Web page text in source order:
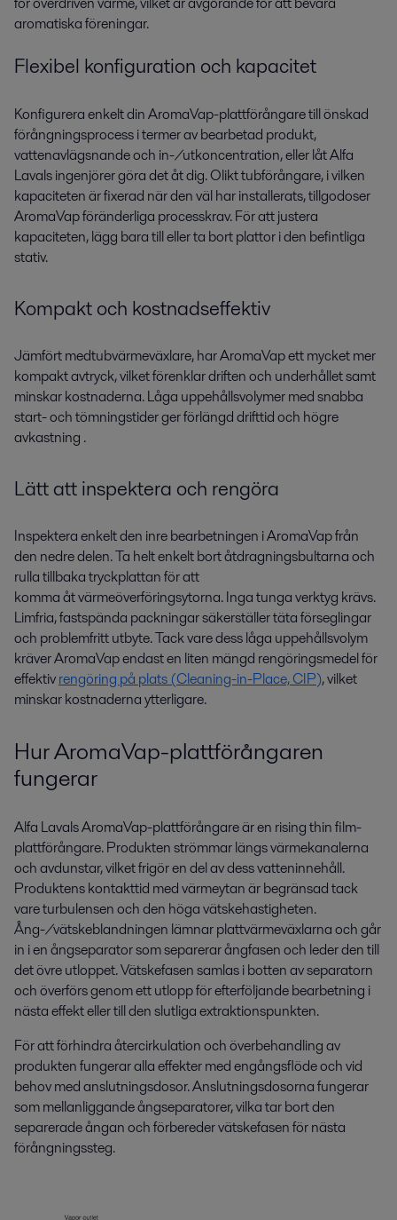
aromatiska föreningar.
Flexibel konfiguration och kapacitet
KonfigureraenkeltdinAromaVap-plattförångare tillönskad
förångningsprocess i termer av bearbetad produkt,
vattenavlägsnande och in-/utkoncentration, eller låt Alfa
Lavals ingenjörer göra det åt dig.Olikt tubförångare, i vilken
kapaciteten är fixerad när den väl har installerats, tillgodoser
AromaVap föränderliga processkrav. För att justera
kapaciteten, lägg bara till eller ta bort plattor i den befintliga
stativ.
Kompakt och kostnadseffektiv
Jämförtmedtubvärmeväxlare,harAromaVapettmycket mer
kompakt avtryck, vilket förenklar driftenoch underhålletsamt
minskar kostnaderna.Låga uppehållsvolymer med snabba
start- och tömningstiderger förlängd drifttid och högre
avkastning .
Lätt att inspektera och rengöra
Inspektera enkelt den inre bearbetningen iAromaVapfrån
den nedre delen.Ta helt enkeltbort åtdragningsbultarna och
rulla tillbaka tryckplattanföratt
kommaåtvärmeöverföringsytorna. Ingatungaverktyg krävs.
Limfria, fastspända packningar säkerställer täta förseglingar
och problemfritt utbyte. Tack vare dess låga uppehållsvolym
kräverAromaVapendasten liten mängd rengöringsmedel för
effektivrengöring på plats (Cleaning-in-Place, CIP), vilket
minskar kostnaderna ytterligare.
Hur AromaVap-plattförångaren
fungerar
Alfa Lavals AromaVap-plattförångare är en rising thin film-
plattförångare. Produkten strömmar längs värmekanalerna
och avdunstar, vilket frigör en del av dess vatteninnehåll.
Produktens kontakttid med värmeytan är begränsad tack
vare turbulensen och den höga vätskehastigheten.
Ång-/vätskeblandningen lämnar plattvärmeväxlarna och går
in i en ångseparator som separerar ångfasen och leder den till
det övre utloppet. Vätskefasen samlas i botten av separatorn
och överförs genom ett utlopp för efterföljande bearbetning i
nästa effekt eller till den slutliga extraktionspunkten.
För att förhindra återcirkulation och överbehandling av
produkten fungerar alla effekter med engångsflöde och vid
behov med anslutningsdosor. Anslutningsdosorna fungerar
som mellanliggande ångseparatorer, vilka tar bort den
separerade ångan och förbereder vätskefasen för nästa
förångningssteg.